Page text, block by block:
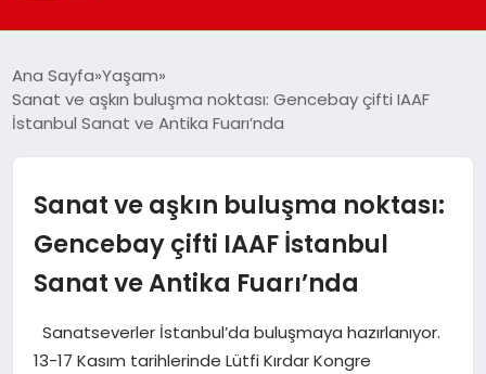
GÜNCEL
MAGAZIN
SAĞLIK
Ana Sayfa Yaşam
Sanat ve aşkın buluşma noktası: Gencebay çifti IAAF
İstanbul Sanat ve Antika Fuarı’nda
Sanat ve aşkın buluşma noktası:
Gencebay çifti IAAF İstanbul
Sanat ve Antika Fuarı’nda
Sanatseverler İstanbul’da buluşmaya hazırlanıyor.
13-17 Kasım tarihlerinde Lütfi Kırdar Kongre